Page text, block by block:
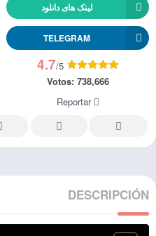
لینک های دانلود
TELEGRAM
4.7/5
Votos: 738,666
Reportar
DESCRIPCIÓN